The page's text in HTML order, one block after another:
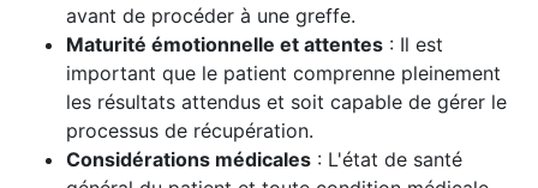
avant de procéder à une greffe.
Maturité émotionnelle et attentes : Il est
important que le patient comprenne pleinement
les résultats attendus et soit capable de gérer le
processus de récupération.
Considérations médicales : L'état de santé